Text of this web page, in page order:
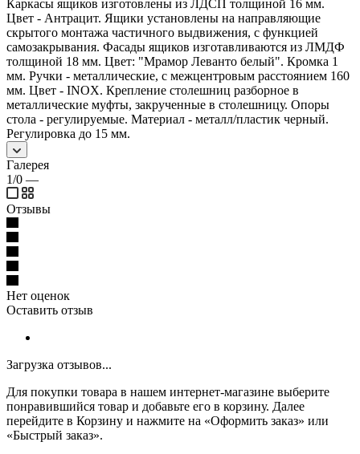
Каркасы ящиков изготовлены из ЛДСП толщиной 16 мм.
Цвет - Антрацит. Ящики установлены на направляющие
скрытого монтажа частичного выдвижения, с функцией
самозакрывания. Фасады ящиков изготавливаются из ЛМДФ
толщиной 18 мм. Цвет: "Мрамор Леванто белый". Кромка 1
мм. Ручки - металлические, с межцентровым расстоянием 160
мм. Цвет - INOX. Крепление столешниц разборное в
металлические муфты, закрученные в столешницу. Опоры
стола - регулируемые. Материал - металл/пластик черный.
Регулировка до 15 мм.
Галерея
1/0 —
Отзывы
Нет оценок
Оставить отзыв
Загрузка отзывов...
Для покупки товара в нашем интернет-магазине выберите
понравившийся товар и добавьте его в корзину. Далее
перейдите в Корзину и нажмите на «Оформить заказ» или
«Быстрый заказ».